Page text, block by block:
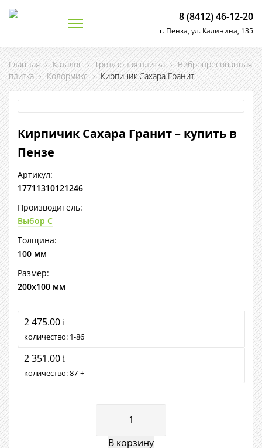
8 (8412) 46-12-20
г. Пенза, ул. Калинина, 135
Главная › Каталог › Тротуарная плитка › Вибропресованная
плитка › Колормикс › Кирпичик Сахара Гранит
Кирпичик Сахара Гранит – купить в
Пензе
Артикул:
17711310121246
Производитель:
Выбор С
Толщина:
100 мм
Размер:
200х100 мм
2 475.00 i
количество: 1 86
2 351.00 i
количество:87 +